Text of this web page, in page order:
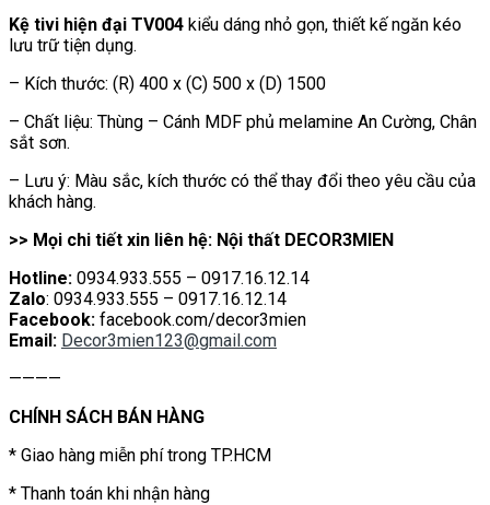
Kệ tivi hiện đại TV004 kiểu dáng nhỏ gọn, thiết kế ngăn kéo
lưu trữ tiện dụng.
– Kích thước: (R) 400 x (C) 500 x (D) 1500
– Chất liệu: Thùng – Cánh MDF phủ melamine An Cường, Chân
sắt sơn.
– Lưu ý: Màu sắc, kích thước có thể thay đổi theo yêu cầu của
khách hàng.
>> Mọi chi tiết xin liên hệ: Nội thất DECOR3MIEN
Hotline: 0934.933.555 – 0917.16.12.14
Zalo: 0934.933.555 – 0917.16.12.14
Facebook: facebook.com/decor3mien
Email: Decor3mien123@gmail.com
————
CHÍNH SÁCH BÁN HÀNG
* Giao hàng miễn phí trong TP.HCM
* Thanh toán khi nhận hàng